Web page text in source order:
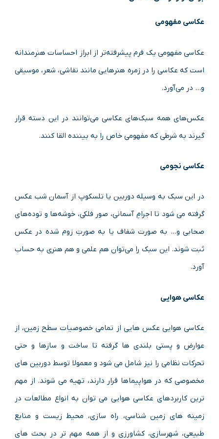
عکاسی مفهومی
عکاسی مفهومی یک فرم پیشرفته‌تر از ابراز احساسات هنرمندانه
است که عکاسی را در زمره هنر‌هایی مانند نقاشی، شعر، موسیقی
و… در می‌آورد.
عکس‌های همه سبک‌های عکاسی می‌توانند در این دسته قرار
گیرند به شرطی که مفهومی خاص را به بیننده القا کنند.
عکاسی نجومی
در این سبک به وسیله دوربین یا تلسکوپ از آسمان شب عکس
گرفته می شود تا اجرامِ آسمانی، صور فلکی، خوشه‌ها و توده‌های
صحابی و… به صورت شفاف یا به صورتِ زوم شده در عکس
ثبت شوند. این سبک را می‌توان هم علمی و هم هنری به حساب
آورد.
عکاسی هوایی
عکاسی هوایی عکس هایی از تمامی خصوصیات سطح زمین، از
عوارض و پستی بلندی ها گرفته تا ساخت و سازها و حتی
تحرکات نظامی را نیز شامل می شود و معمولا توسط دوربین های
مخصوصی که در هواپیماها قرار دارند، تهیه می شوند. از مهم
ترین کاربردهای عکاسی هوایی می توان به انواع مطالعات در
زمینه های زمین شناسی، راه سازی، محیط زیست و منابع
طبیعی، شهرسازی، کشاورزی و از همه مهم تر در بحث های